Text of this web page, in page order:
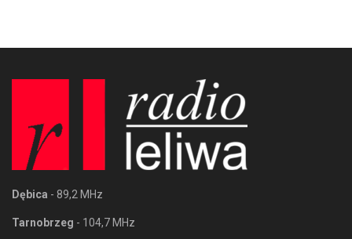
Dębica - 89,2 MHz
Tarnobrzeg - 104,7 MHz